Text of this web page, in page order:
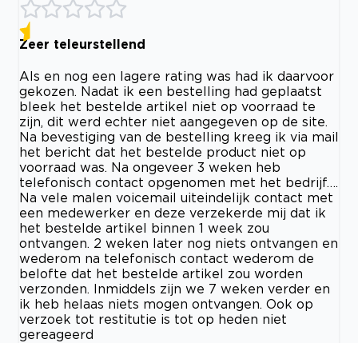
Zeer teleurstellend
Als en nog een lagere rating was had ik daarvoor
gekozen. Nadat ik een bestelling had geplaatst
bleek het bestelde artikel niet op voorraad te
zijn, dit werd echter niet aangegeven op de site.
Na bevestiging van de bestelling kreeg ik via mail
het bericht dat het bestelde product niet op
voorraad was. Na ongeveer 3 weken heb
telefonisch contact opgenomen met het bedrijf….
Na vele malen voicemail uiteindelijk contact met
een medewerker en deze verzekerde mij dat ik
het bestelde artikel binnen 1 week zou
ontvangen. 2 weken later nog niets ontvangen en
wederom na telefonisch contact wederom de
belofte dat het bestelde artikel zou worden
verzonden. Inmiddels zijn we 7 weken verder en
ik heb helaas niets mogen ontvangen. Ook op
verzoek tot restitutie is tot op heden niet
gereageerd